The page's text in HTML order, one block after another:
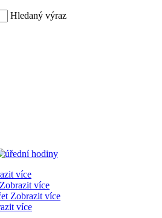
Hledaný výraz
více
Zobrazit více
Zobrazit více
více